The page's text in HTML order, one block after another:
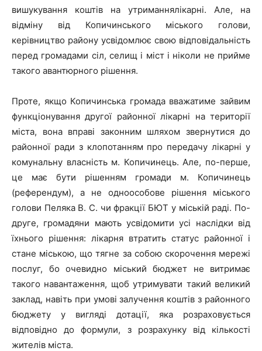
вишукування коштів на утриманнялікарні. Але, на
відміну від Копичинського міського голови,
керівництво району усвідомлює свою відповідальність
перед громадами сіл, селищ і міст і ніколи не прийме
такого авантюрного рішення.
Проте, якщо Копичинська громада вважатиме зайвим
функціонування другої районної лікарні на території
міста, вона вправі законним шляхом звернутися до
районної ради з клопотанням про передачу лікарні у
комунальну власність м. Копичинець. Але, по-перше,
це має бути рішенням громади м. Копичинець
(референдум), а не одноособове рішення міського
голови Пеляка В. С. чи фракції БЮТ у міській раді. По-
друге, громадяни мають усвідомити усі наслідки від
їхнього рішення: лікарня втратить статус районної і
стане міською, що тягне за собою скорочення мережі
послуг, бо очевидно міський бюджет не витримає
такого навантаження, щоб утримувати такий великий
заклад, навіть при умові залучення коштів з районного
бюджету у вигляді дотації, яка розраховується
відповідно до формули, з розрахунку від кількості
жителів міста.